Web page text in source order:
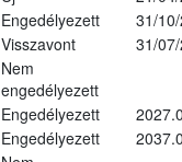
Engedélyezett
31/
Visszavont
31/
Nem
engedélyezett
Engedélyezett
Engedélyezett